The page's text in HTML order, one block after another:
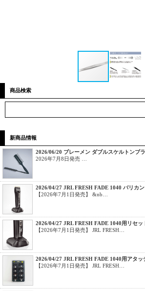
商品検索
新商品情報
2026/06/20 ブレーメン ダブルスケルトンブ
2026年7月8日発売 …
2026/04/27 JRL FRESH FADE 1040 バリカン
【2026年7月1日発売】 &nb…
2026/04/27 JRL FRESH FADE 1040用リセ
【2026年7月1日発売】 JRL FRESH…
2026/04/27 JRL FRESH FADE 1040用アタ
【2026年7月1日発売】 JRL FRESH…